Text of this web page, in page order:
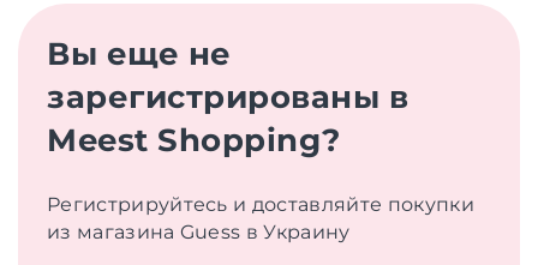
Вы еще не
зарегистрированы в
Meest Shopping?
Регистрируйтесь и доставляйте покупки
из магазина Guess в Украину